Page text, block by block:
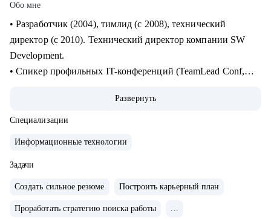
Обо мне
• Разработчик (2004), тимлид (с 2008), технический
директор (с 2010). Технический директор компании SW
Development.
• Спикер профильных IT-конференций (TeamLead Conf,
• Автор 54 курсов и программ обучения, ведущий
вебинаров, лектор и преподаватель в Skillbox, Российском
GeekBrains, SkillFactory, Академии Синергия и
Яндекс.Практикуме.
• Академический руководитель направления "Разработка"
• Сертифицированный карьерный коуч (Career Way Inc.,
Развернуть
Специализации
Информационные технологии
Задачи
Создать сильное резюме Построить карьерный план
Проработать стратегию поиска работы ...